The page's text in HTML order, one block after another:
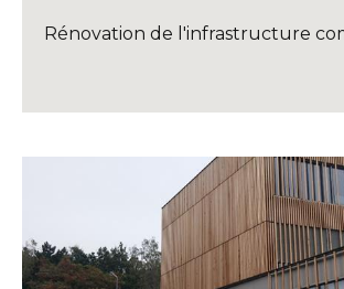
Rénovation de l'infrastructure